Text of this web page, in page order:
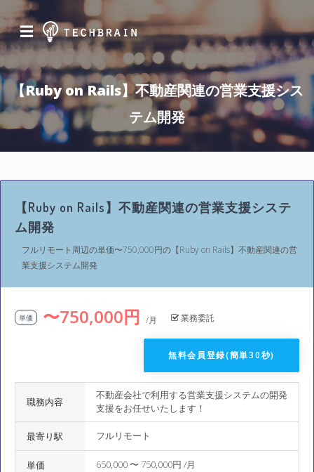
☰
【Ruby on Rails】不動産関連の営業支援シス
テム開発
【Ruby on Rails】不動産関連の営業支援システ
ム開発
フルリモート周辺の単価〜750,000円の【Ruby on Rails】不動産関連の営
業支援システム開発
単価 〜750,000円 /月 業務委託
無料会員登録(簡単30秒)
職務内容
不動産会社で利用する営業支援システムの開発
支援をお任せいたします！
最寄り駅 フルリモート
単価 650,000 〜 750,000円 /月